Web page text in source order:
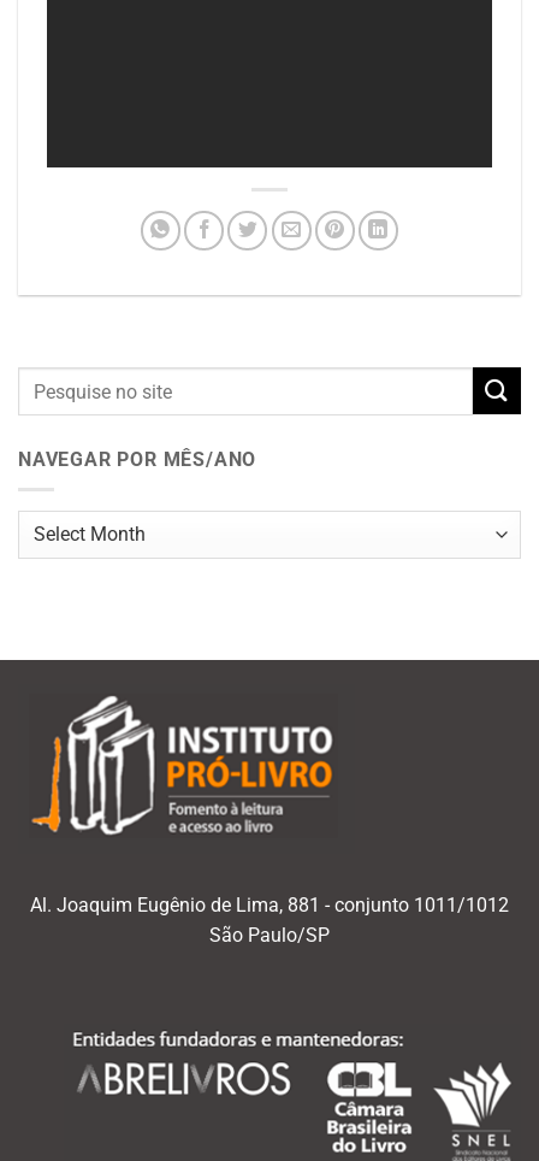
NAVEGAR POR MÊS/ANO
Navegar
Al. Joaquim Eugênio de Lima, 881 - conjunto 1011/1012
São Paulo/SP